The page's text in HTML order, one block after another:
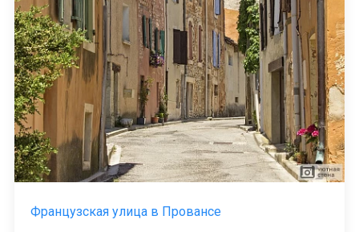
Французская улица в Провансе